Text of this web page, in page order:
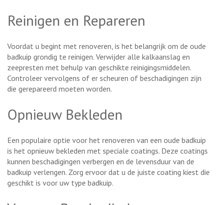
Reinigen en Repareren
Voordat u begint met renoveren, is het belangrijk om de oude
badkuip grondig te reinigen. Verwijder alle kalkaanslag en
zeepresten met behulp van geschikte reinigingsmiddelen.
Controleer vervolgens of er scheuren of beschadigingen zijn
die gerepareerd moeten worden.
Opnieuw Bekleden
Een populaire optie voor het renoveren van een oude badkuip
is het opnieuw bekleden met speciale coatings. Deze coatings
kunnen beschadigingen verbergen en de levensduur van de
badkuip verlengen. Zorg ervoor dat u de juiste coating kiest die
geschikt is voor uw type badkuip.